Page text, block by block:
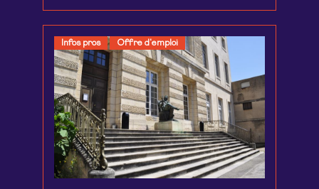
Infos pros Offre d'emploi